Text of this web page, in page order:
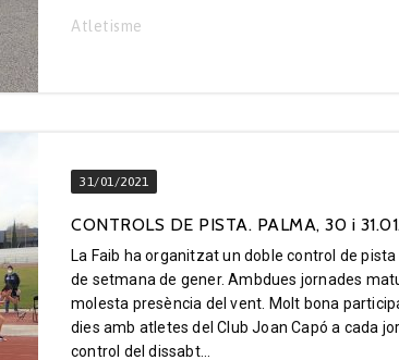
Atletisme
31/01/2021
CONTROLS DE PISTA. PALMA, 30 i
La Faib ha organitzat un doble control de
de setmana de gener. Ambdues jornades
molesta presència del vent. Molt bona
dies amb atletes del Club Joan Capó a cada
control del dissabt...